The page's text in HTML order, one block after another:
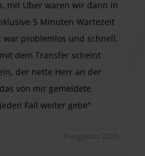
op regenachtige dagen
overdekt wachten op de
mit Uber waren wir dann in
5 Minuten Wartezeit
war problemlos und schnell,
dem Transfer scheint
der nette Herr an der
von mir gemeldete
Fall weiter gebe"
6 augustus 2026